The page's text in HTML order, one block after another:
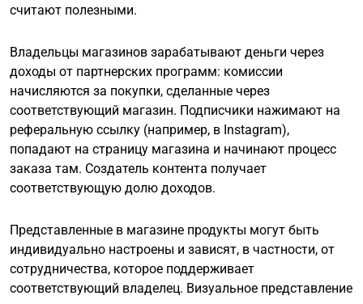
считают полезными.
Владельцы магазинов зарабатывают деньги через
доходы от партнерских программ: комиссии
начисляются за покупки, сделанные через
соответствующий магазин. Подписчики нажимают на
реферальную ссылку (например, в Instagram),
попадают на страницу магазина и начинают процесс
заказа там. Создатель контента получает
соответствующую долю доходов.
Представленные в магазине продукты могут быть
индивидуально настроены и зависят, в частности, от
сотрудничества, которое поддерживает
соответствующий владелец. Визуальное представление